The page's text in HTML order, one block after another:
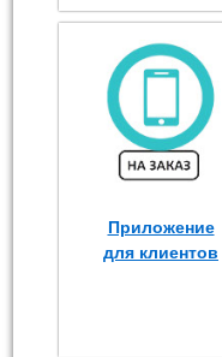
Приложение
для клиентов